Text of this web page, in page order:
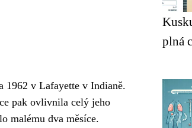
1962 v Lafayette v Indianě.
pak ovlivnila celý jeho
malému dva měsíce.
plná